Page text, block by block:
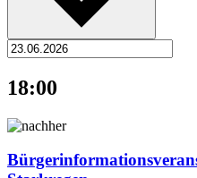
18:00